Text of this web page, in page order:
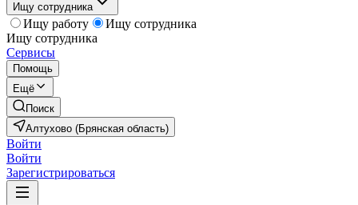
Ищу сотрудника
Ищу работу
Ищу сотрудника
Ищу сотрудника
Сервисы
Помощь
Ещё
Поиск
Алтухово (Брянская область)
Войти
Войти
Зарегистрироваться